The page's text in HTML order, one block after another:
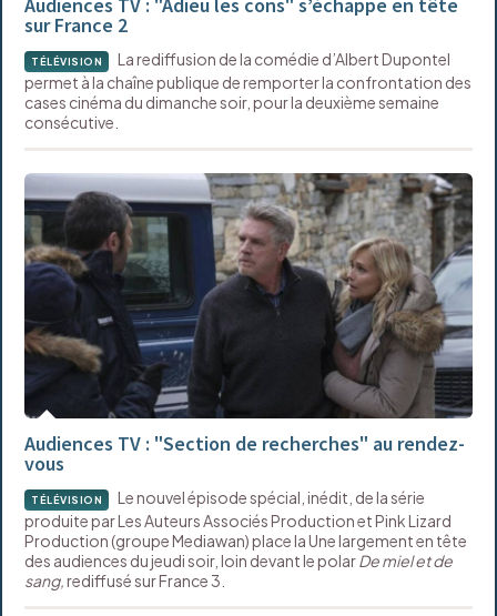
sur France 2
TÉLÉVISION
La rediffusion de la comédie d’Albert Dupontel
permet à la chaîne publique de remporter la confrontation des
cases cinéma du dimanche soir, pour la deuxième semaine
consécutive.
Audiences TV : "Section de recherches" au rendez-
vous
TÉLÉVISION
Le nouvel épisode spécial, inédit, de la série
produite par Les Auteurs Associés Production et Pink Lizard
Production (groupe Mediawan) place la Une largement en tête
des audiences du jeudi soir, loin devant le polarDe miel et de
sang,rediffusé sur France 3.